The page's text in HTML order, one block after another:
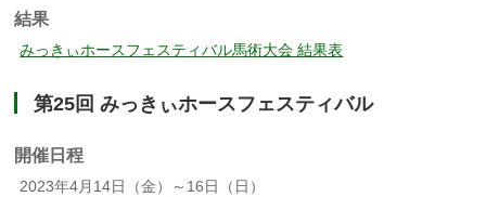
結果
みっきぃホースフェスティバル馬術大会 結果表
第25回 みっきぃホースフェスティバル
開催日程
2023年4月14日（金）～16日（日）